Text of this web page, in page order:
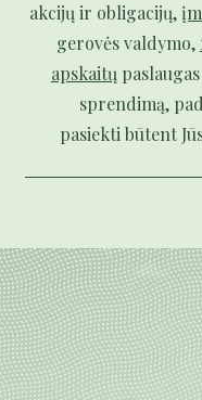
akcijų ir obligacijų,
gerovės valdymo,
apskaitų
sprendimą,
pasiekti būtent